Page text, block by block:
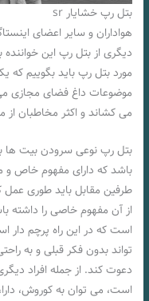
بتل رپ خشایار sr
هواداران و سایر اعضای
دیگری از بتل رپ این
مورد بتل رپ باید بگوییم که
موضوعات داغ فضای مجازی
می‌ کشاند و اکثر مخاطبان
بتل رپ نوعی سرودن بیت ها
باشد که دارای مفهوم خاص
طرفین مقابل باید طوری عمل
از آن مفهوم خاصی را داشته
است که در این راه پرچم دار
تواند بدون فکر قبلی و به
دعوت کند. از جمله افراد
است، می توان به کوروش،